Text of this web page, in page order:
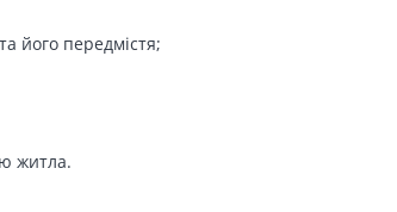
його передмістя;
житла.